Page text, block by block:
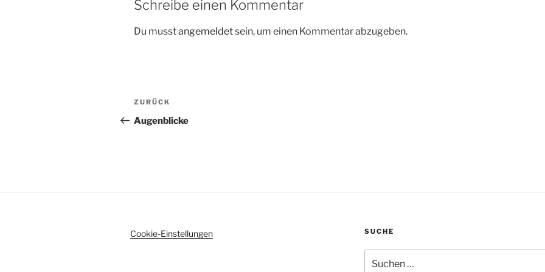
Schreibe einen Kommentar
Du musstangemeldetsein, um einen Kommentar abzugeben.
Beitragsnavigation
Vorheriger
Beitrag
ZURÜCK
Augenblicke
Cookie-Einstellungen SUCHE
nach: